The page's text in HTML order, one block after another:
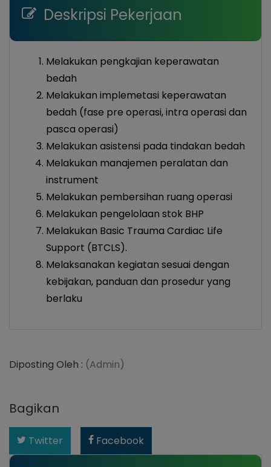
Deskripsi Pekerjaan
Melakukan pengkajian keperawatan
bedah
Melakukan implemetasi keperawatan
bedah (fase pre operasi, intra operasi dan
pasca operasi)
Melakukan asistensi pada tindakan bedah
Melakukan manajemen peralatan dan
instrument
Melakukan pembersihan ruang operasi
Melakukan pengelolaan stok BHP
Melakukan Basic Trauma Cardiac Life
Support (BTCLS).
Melaksanakan kegiatan sesuai dengan
kebijakan, panduan dan prosedur yang
berlaku
Diposting Oleh : (Admin)
Bagikan
Twitter Facebook